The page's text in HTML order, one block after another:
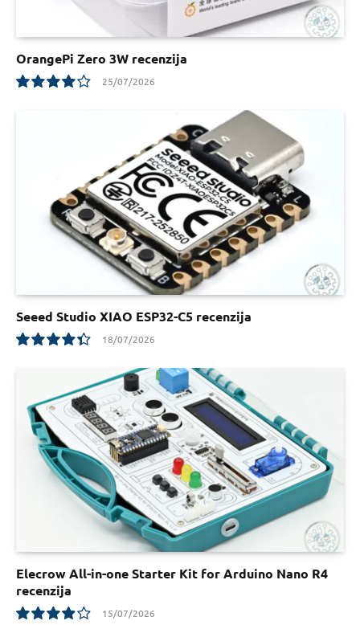
OrangePi Zero 3W recenzija
25/07/2026
Seeed Studio XIAO ESP32-C5 recenzija
18/07/2026
Elecrow All-in-one Starter Kit for Arduino Nano R4
recenzija
15/07/2026